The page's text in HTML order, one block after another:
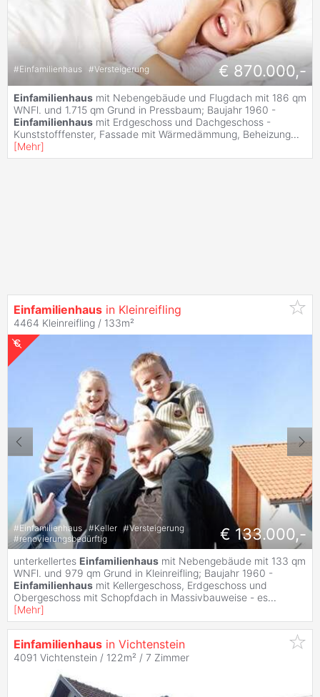
#Einfamilienhaus #Versteigerung € 870.000,-
Einfamilienhaus mit Nebengebäude und Flugdach mit 186 qm
WNFl. und 1.715 qm Grund in Pressbaum; Baujahr 1960 -
Einfamilienhaus mit Erdgeschoss und Dachgeschoss -
Kunststofffenster, Fassade mit Wärmedämmung, Beheizung...
[Mehr]
Einfamilienhaus in Kleinreifling
4464 Kleinreifling / 133m²
#Einfamilienhaus #Keller #Versteigerung
#renovierungsbedürftig € 133.000,-
unterkellertes Einfamilienhaus mit Nebengebäude mit 133 qm
WNFl. und 979 qm Grund in Kleinreifling; Baujahr 1960 -
Einfamilienhaus mit Kellergeschoss, Erdgeschoss und
Obergeschoss mit Schopfdach in Massivbauweise - es...
[Mehr]
Einfamilienhaus in Vichtenstein
4091 Vichtenstein / 122m² / 7 Zimmer